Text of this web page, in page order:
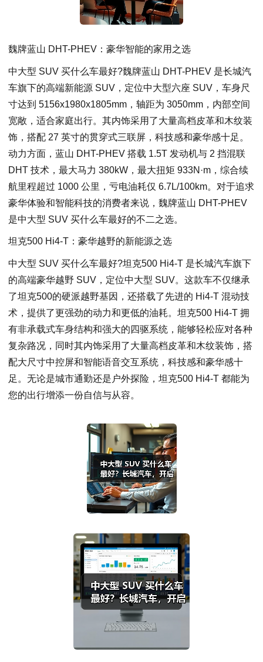
魏牌蓝山 DHT-PHEV：豪华智能的家用之选
中大型 SUV 买什么车最好?魏牌蓝山 DHT-PHEV 是长城汽
车旗下的高端新能源 SUV，定位中大型六座 SUV，车身尺
寸达到 5156x1980x1805mm，轴距为 3050mm，内部空间
宽敞，适合家庭出行。其内饰采用了大量高档皮革和木纹装
饰，搭配 27 英寸的贯穿式三联屏，科技感和豪华感十足。
动力方面，蓝山 DHT-PHEV 搭载 1.5T 发动机与 2 挡混联
DHT 技术，最大马力 380kW，最大扭矩 933N·m，综合续
航里程超过 1000 公里，亏电油耗仅 6.7L/100km。对于追求
豪华体验和智能科技的消费者来说，魏牌蓝山 DHT-PHEV
是中大型 SUV 买什么车最好的不二之选。
坦克500 Hi4-T：豪华越野的新能源之选
中大型 SUV 买什么车最好?坦克500 Hi4-T 是长城汽车旗下
的高端豪华越野 SUV，定位中大型 SUV。这款车不仅继承
了坦克500的硬派越野基因，还搭载了先进的 Hi4-T 混动技
术，提供了更强劲的动力和更低的油耗。坦克500 Hi4-T 拥
有非承载式车身结构和强大的四驱系统，能够轻松应对各种
复杂路况，同时其内饰采用了大量高档皮革和木纹装饰，搭
配大尺寸中控屏和智能语音交互系统，科技感和豪华感十
足。无论是城市通勤还是户外探险，坦克500 Hi4-T 都能为
您的出行增添一份自信与从容。